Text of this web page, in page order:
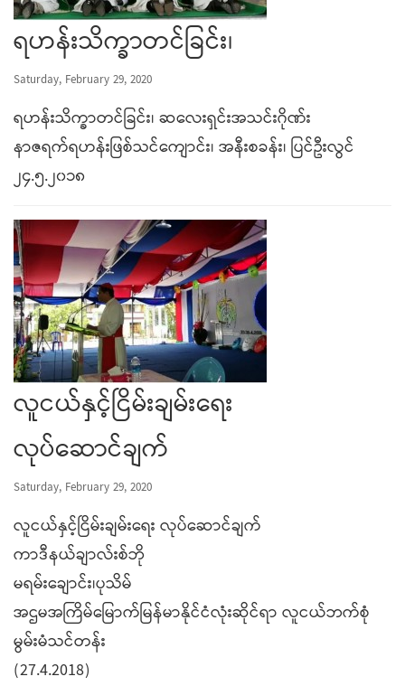
ရဟန်းသိက္ခာတင်ခြင်း၊
Saturday, February 29, 2020
ရဟန်းသိက္ခာတင်ခြင်း၊ ဆလေးရှင်းအသင်းဂိုဏ်း
နာဇရက်ရဟန်းဖြစ်သင်ကျောင်း၊ အနီးစခန်း၊ ပြင်ဦးလွင်
၂၄.၅.၂၀၁၈
လူငယ်နှင့်ငြိမ်းချမ်းရေး
လုပ်ဆောင်ချက်
Saturday, February 29, 2020
လူငယ်နှင့်ငြိမ်းချမ်းရေး လုပ်ဆောင်ချက်
ကာဒီနယ်ချာလ်းစ်ဘို
မရမ်းချောင်း၊ပုသိမ်
အဌမအကြိမ်မြောက်မြန်မာနိုင်ငံလုံးဆိုင်ရာ လူငယ်ဘက်စုံ
မွမ်းမံသင်တန်း
(27.4.2018)